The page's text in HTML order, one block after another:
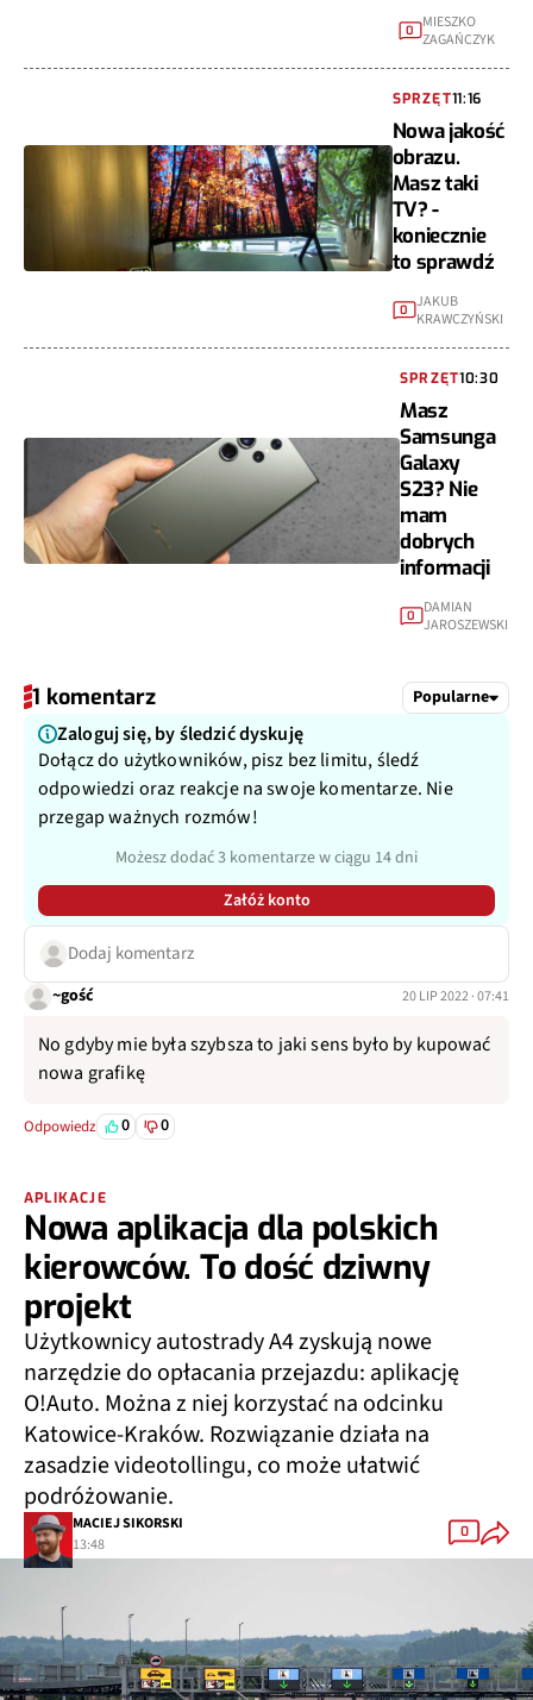
0
MIESZKO
ZAGAŃCZYK
SPRZĘT11:16
Nowa jakość
obrazu.
Masz taki
TV? -
koniecznie
to sprawdź
0 JAKUB
KRAWCZYŃSKI
SPRZĘT10:30
Masz
Samsunga
Galaxy
S23? Nie
mam
dobrych
informacji
0
DAMIAN
JAROSZEWSKI
1 komentarz Popularne
Zaloguj się, by śledzić dyskuję
Dołącz do użytkowników, pisz bez limitu, śledź
odpowiedzi oraz reakcje na swoje komentarze. Nie
przegap ważnych rozmów!
Możesz dodać 3 komentarze w ciągu 14 dni
Załóż konto
Dodaj komentarz
~gość 20 LIP 2022 · 07:41
No gdyby mie była szybsza to jaki sens było by kupować
nowa grafikę
Odpowiedz 0 0
APLIKACJE
Nowa aplikacja dla polskich
kierowców. To dość dziwny
projekt
Użytkownicy autostrady A4 zyskują nowe
narzędzie do opłacania przejazdu: aplikację
O!Auto. Można z niej korzystać na odcinku
Katowice-Kraków. Rozwiązanie działa na
zasadzie videotollingu, co może ułatwić
podróżowanie.
MACIEJ SIKORSKI
13:48
0